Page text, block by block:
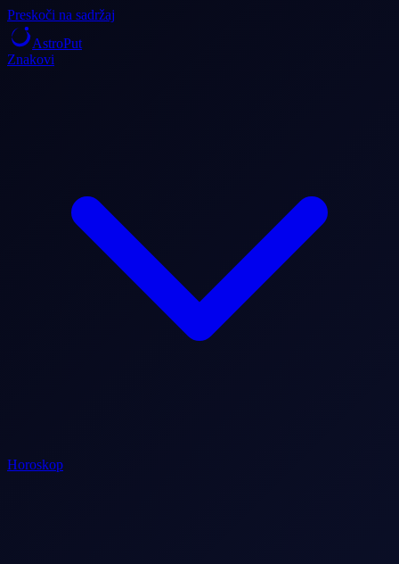
Preskoči na sadržaj
AstroPut
Znakovi
Horoskop